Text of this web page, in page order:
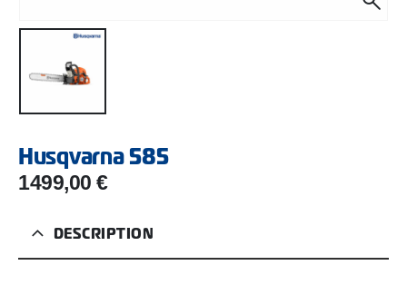
Husqvarna 585
1499,00€
DESCRIPTION